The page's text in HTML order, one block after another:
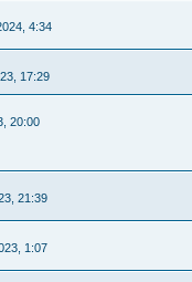
4:34
17:29
20:00
21:39
1:07